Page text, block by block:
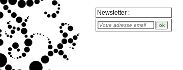
Newsletter :